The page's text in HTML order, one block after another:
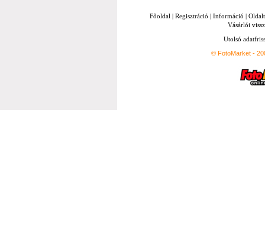
Főoldal | Regisztráció | Információ |
Vásárlói
Utolsó
© FotoMarket -